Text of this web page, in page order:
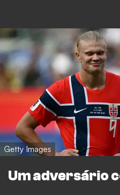
Getty Images
Um adversário